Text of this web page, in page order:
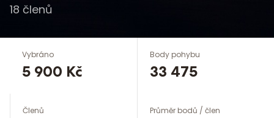
18 členů
Vybráno
5 900 Kč
Body pohybu
33 475
Členů Průměr bodů / člen